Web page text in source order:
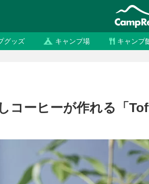
グッズ キャンプ場 キャンプ
コーヒーが作れる「